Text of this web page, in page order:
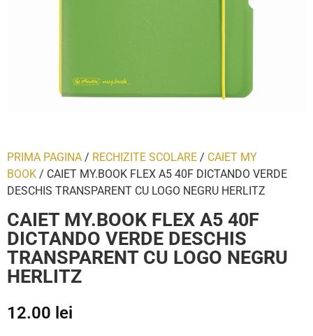
PRIMA PAGINA / RECHIZITE SCOLARE / CAIET MY
BOOK / CAIET MY.BOOK FLEX A5 40F DICTANDO VERDE
DESCHIS TRANSPARENT CU LOGO NEGRU HERLITZ
CAIET MY.BOOK FLEX A5 40F
DICTANDO VERDE DESCHIS
TRANSPARENT CU LOGO NEGRU
HERLITZ
12.00 lei